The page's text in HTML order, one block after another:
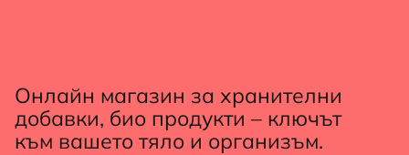
Онлайн магазин за хранителни
добавки, био продукти – ключът
към вашето тяло и организъм.